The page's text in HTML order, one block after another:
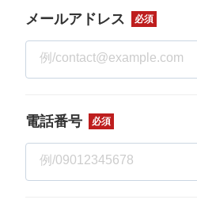
メールアドレス 必須
電話番号 必須